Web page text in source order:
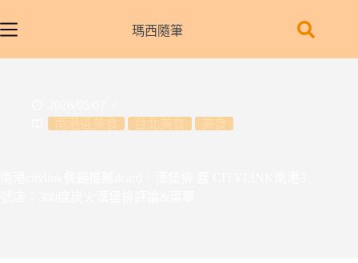
至
瑪西隨筆